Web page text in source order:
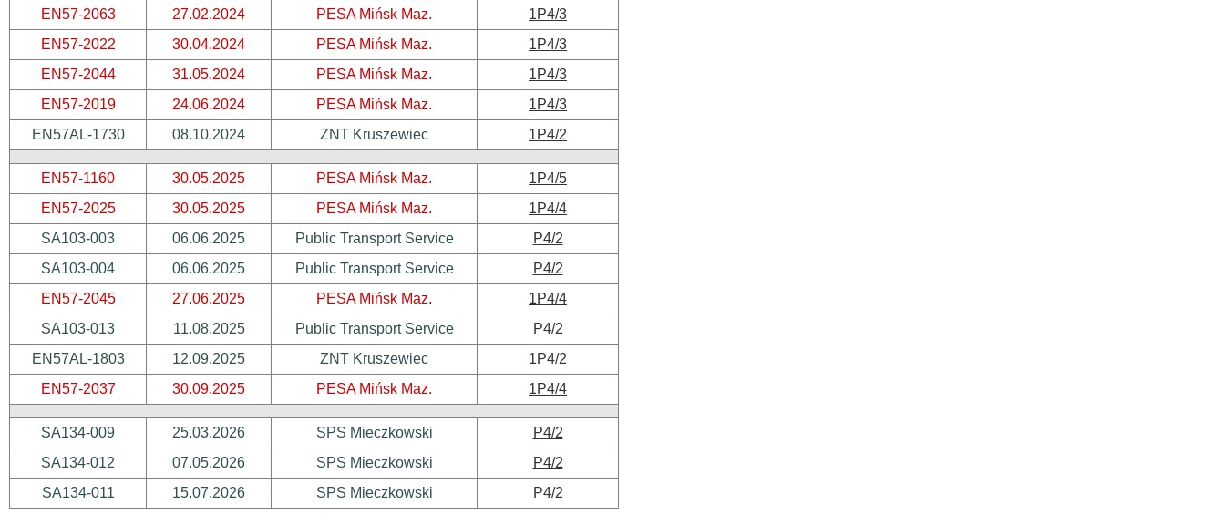
EN57-2063
27.02.2024 PESA Mińsk Maz.
1P4/3
EN57-2022
30.04.2024 PESA Mińsk Maz.
1P4/3
EN57-2044
31.05.2024 PESA Mińsk Maz.
1P4/3
EN57-2019
24.06.2024 PESA Mińsk Maz.
1P4/3
EN57AL-1730
08.10.2024 ZNT Kruszewiec 1P4/2
EN57-1160 30.05.2025 PESA Mińsk Maz.
1P4/5
EN57-2025
30.05.2025 PESA Mińsk Maz.
1P4/4
SA103-003
06.06.2025 Public Transport Service
P4/2
SA103-004
06.06.2025 Public Transport Service
P4/2
EN57-2045
27.06.2025 PESA Mińsk Maz.
1P4/4
SA103-013
11.08.2025 Public Transport Service
P4/2
EN57AL-1803
12.09.2025 ZNT Kruszewiec
1P4/2
EN57-2037
30.09.2025 PESA Mińsk Maz. 1P4/4
SA134-009 25.03.2026 SPS Mieczkowski
P4/2
SA134-012
07.05.2026 SPS Mieczkowski
P4/2
SA134-011
15.07.2026 SPS Mieczkowski P4/2